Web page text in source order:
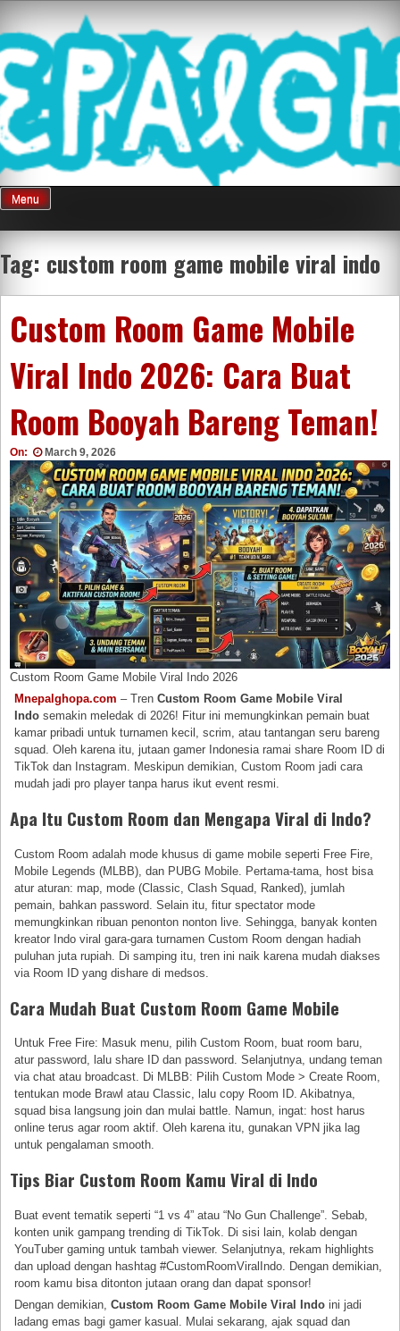
content
Mnepalghopa
Review Game
Terkini Paling
Seluruh Di
Indonesia
Menu
Tag: custom room game mobile viral indo
Custom Room Game Mobile
Viral Indo 2026: Cara Buat
Room Booyah Bareng Teman!
On: March 9, 2026
Custom Room Game Mobile Viral Indo 2026
Mnepalghopa.com – TrenCustom Room Game Mobile Viral
Indo semakin meledak di 2026! Fitur ini memungkinkan pemain buat
kamar pribadi untuk turnamen kecil, scrim, atau tantangan seru bareng
squad. Oleh karena itu, jutaan gamer Indonesia ramai share Room ID di
TikTok dan Instagram. Meskipun demikian, Custom Room jadi cara
mudah jadi pro player tanpa harus ikut event resmi.
Apa Itu Custom Room dan Mengapa Viral di Indo?
Custom Room adalah mode khusus di game mobile seperti Free Fire,
Mobile Legends (MLBB), dan PUBG Mobile. Pertama-tama, host bisa
atur aturan: map, mode (Classic, Clash Squad, Ranked), jumlah
pemain, bahkan password. Selain itu, fitur spectator mode
memungkinkan ribuan penonton nonton live. Sehingga, banyak konten
kreator Indo viral gara-gara turnamen Custom Room dengan hadiah
puluhan juta rupiah. Di samping itu, tren ini naik karena mudah diakses
via Room ID yang dishare di medsos.
Cara Mudah Buat Custom Room Game Mobile
Untuk Free Fire: Masuk menu, pilih Custom Room, buat room baru,
atur password, lalu share ID dan password. Selanjutnya, undang teman
via chat atau broadcast. Di MLBB: Pilih Custom Mode > Create Room,
tentukan mode Brawl atau Classic, lalu copy Room ID. Akibatnya,
squad bisa langsung join dan mulai battle. Namun, ingat: host harus
online terus agar room aktif. Oleh karena itu, gunakan VPN jika lag
untuk pengalaman smooth.
Tips Biar Custom Room Kamu Viral di Indo
Buat event tematik seperti “1 vs 4” atau “No Gun Challenge”. Sebab,
konten unik gampang trending di TikTok. Di sisi lain, kolab dengan
YouTuber gaming untuk tambah viewer. Selanjutnya, rekam highlights
dan upload dengan hashtag #CustomRoomViralIndo. Dengan demikian,
room kamu bisa ditonton jutaan orang dan dapat sponsor!
Dengan demikian,Custom Room Game Mobile Viral Indo ini jadi
ladang emas bagi gamer kasual. Mulai sekarang, ajak squad dan